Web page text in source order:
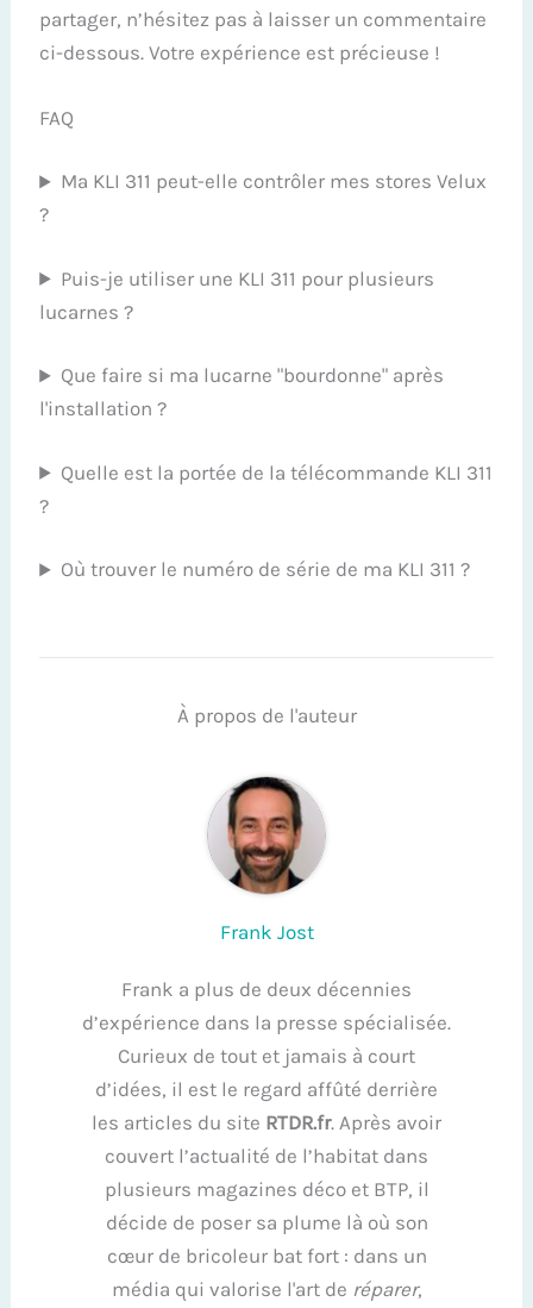
partager, n’hésitez pas à laisser un commentaire
ci-dessous. Votre expérience est précieuse !
FAQ
Ma KLI 311 peut-elle contrôler mes stores Velux
?
Puis-je utiliser une KLI 311 pour plusieurs
lucarnes ?
Que faire si ma lucarne "bourdonne" après
l'installation ?
Quelle est la portée de la télécommande KLI 311
?
Où trouver le numéro de série de ma KLI 311 ?
À propos de l'auteur
Frank Jost
Frank a plus de deux décennies
d’expérience dans la presse spécialisée.
Curieux de tout et jamais à court
d’idées, il est le regard affûté derrière
les articles du site RTDR.fr. Après avoir
couvert l’actualité de l’habitat dans
plusieurs magazines déco et BTP, il
décide de poser sa plume là où son
cœur de bricoleur bat fort : dans un
média qui valorise l'art de réparer,